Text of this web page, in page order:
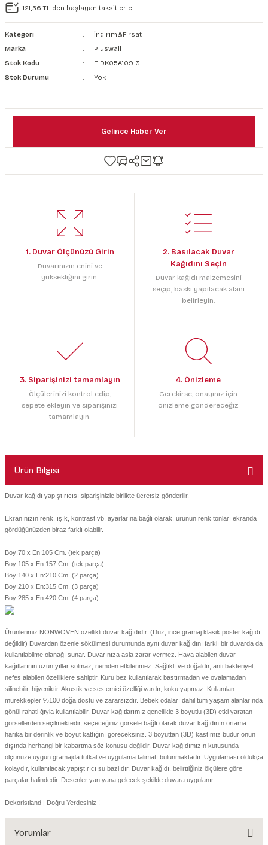
Duvar Kanvası
121,56 TL den başlayan taksitlerle!
Kategori
İndirim&Fırsat
Marka
Pluswall
Stok Kodu
F-DK05A109-3
Stok Durumu
Yok
Gelince Haber Ver
1. Duvar Ölçünüzü Girin
Duvarınızın enini ve
yüksekliğini girin.
2. Basılacak Duvar
Kağıdını Seçin
Duvar kağıdı malzemesini
seçip, baskı yapılacak alanı
belirleyin.
3. Siparişinizi tamamlayın
Ölçülerinizi kontrol edip,
sepete ekleyin ve siparişinizi
tamamlayın.
4. Önizleme
Gerekirse, onayınız için
önizleme göndereceğiz.
Ürün Bilgisi
Duvar kağıdı yapıştırıcısı siparişinizle birlikte ücretsiz gönderilir.
Ekranınızın renk, ışık, kontrast vb. ayarlarına bağlı olarak, ürünün renk tonları ekranda
gördüğünüzden biraz farklı olabilir.
Boy:70 x En:105 Cm. (tek parça)
Boy:105 x En:157 Cm. (tek parça)
Boy:140 x En:210 Cm. (2 parça)
Boy:210 x En:315 Cm. (3 parça)
Boy:285 x En:420 Cm. (4 parça)
Ürünlerimiz NONWOVEN özellikli duvar kağıdıdır. (Düz, ince gramaj klasik poster kağıdı
değildir) Duvardan özenle sökülmesi durumunda aynı duvar kağıdını farklı bir duvarda da
kullanılabilme olanağı sunar. Duvarınıza asla zarar vermez. Hava alabilen duvar
kağıtlarının uzun yıllar solmaz, nemden etkilenmez. Sağlıklı ve doğaldır, anti bakteriyel,
nefes alabilen özelliklere sahiptir. Kuru bez kullanılarak bastırmadan ve ovalamadan
silinebilir, hijyeniktir. Akustik ve ses emici özelliği vardır, koku yapmaz. Kullanılan
mürekkepler %100 doğa dostu ve zararsızdır. Bebek odaları dahil tüm yaşam alanlarında
gönül rahatlığıyla kullanılabilir. Duvar kağıtlarımız genellikle 3 boyutlu (3D) etki yaratan
görsellerden seçilmektedir, seçeceğiniz görsele bağlı olarak duvar kağıdının ortama
harika bir derinlik ve boyut kattığını göreceksiniz. 3 boyuttan (3D) kastımız budur onun
dışında herhangi bir kabartma söz konusu değildir. Duvar kağıdımızın kutusunda
ölçünüze uygun gramajda tutkal ve uygulama talimatı bulunmaktadır. Uygulaması oldukça
kolaydır, kullanılacak yapıştırıcı su bazlıdır. Duvar kağıdı, belirttiğiniz ölçülere göre
parçalar halindedir. Desenler yan yana gelecek şekilde duvara uygulanır.
Dekoristland | Doğru Yerdesiniz !
Yorumlar